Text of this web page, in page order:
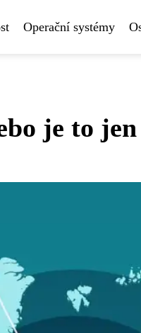
Operační systémy
je to